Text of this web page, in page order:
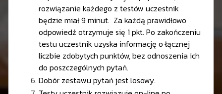
rozwiązanie każdego z testów uczestnik
będzie miał 9 minut. Za każdą prawidłowo
odpowiedź otrzymuje się 1 pkt. Po zakończeniu
testu uczestnik uzyska informację o łącznej
liczbie zdobytych punktów, bez odnoszenia ich
do poszczególnych pytań.
Dobór zestawu pytań jest losowy.